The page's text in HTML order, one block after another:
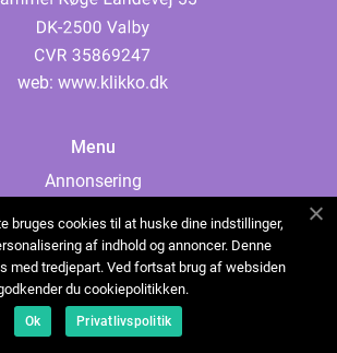
web: www.klikko.dk
Menu
Annonsering
Cookies
Kontakta oss
Sitemap
bruges cookies til at huske dine indstillinger,
af indhold og annoncer. Denne
med tredjepart. Ved fortsat brug af websiden
du cookiepolitikken.
Ok Privatlivspolitik